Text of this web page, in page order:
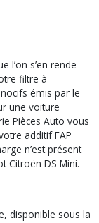
l’on s’en rende
filtre à
émis par le
une voiture
Pièces Auto vous
additif FAP
n’est présent
Citroën DS Mini.
disponible sous la